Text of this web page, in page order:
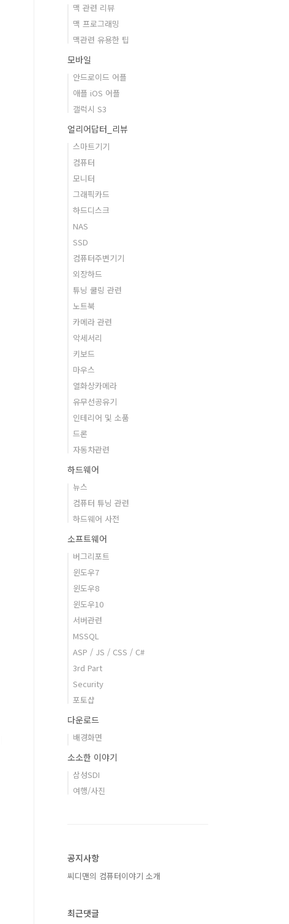
맥 관련 리뷰
맥 프로그래밍
맥관련 유용한 팁
모바일
안드로이드 어플
애플 iOS 어플
갤럭시 S3
얼리어답터_리뷰
스마트기기
컴퓨터
모니터
그래픽카드
하드디스크
NAS
SSD
컴퓨터주변기기
외장하드
튜닝 쿨링 관련
노트북
카메라 관련
악세서리
키보드
마우스
열화상카메라
유무선공유기
인테리어 및 소품
드론
자동차관련
하드웨어
뉴스
컴퓨터 튜닝 관련
하드웨어 사전
소프트웨어
버그리포트
윈도우7
윈도우8
윈도우10
서버관련
MSSQL
ASP / JS / CSS / C#
3rd Part
Security
포토샵
다운로드
배경화면
소소한 이야기
삼성SDI
여행/사진
공지사항
씨디맨의 컴퓨터이야기 소개
최근댓글